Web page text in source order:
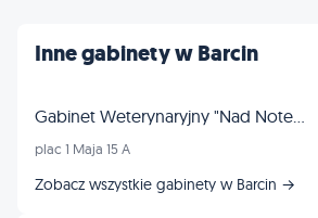
Inne gabinety w Barcin
Gabinet Weterynaryjny "Nad Notecią"
plac 1 Maja 15 A
Zobacz wszystkie gabinety w Barcin →